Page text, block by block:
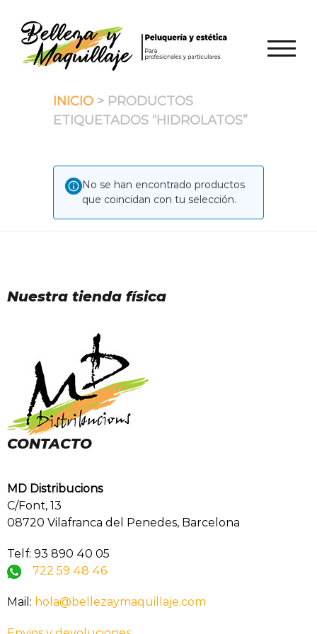
contenido
INICIO > PRODUCTOS
ETIQUETADOS “HIDROLATOS”
No se han encontrado productos
que coincidan con tu selección.
Nuestra tienda física
CONTACTO
MD Distribucions
C/Font, 13
08720 Vilafranca del Penedes, Barcelona
Telf: 93 890 40 05
722 59 48 46
Mail: hola@bellezaymaquillaje.com